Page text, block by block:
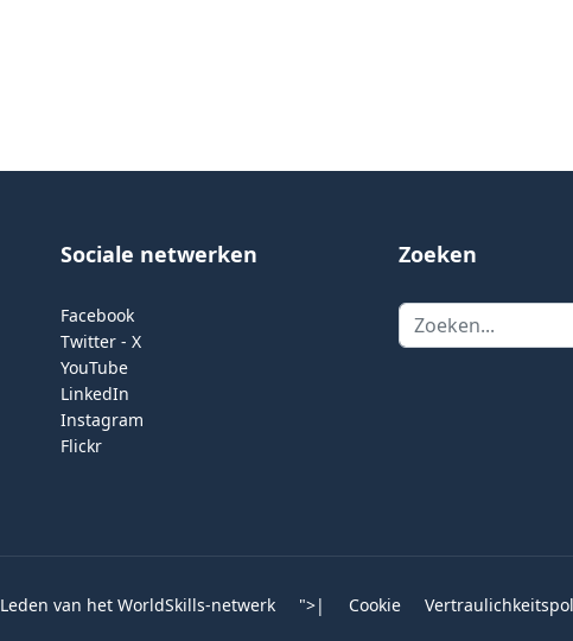
Sociale netwerken
Facebook
Twitter - X
YouTube
LinkedIn
Instagram
Flickr
Zoeken
Zoeken
Leden van het WorldSkills-netwerk ">| Cookie